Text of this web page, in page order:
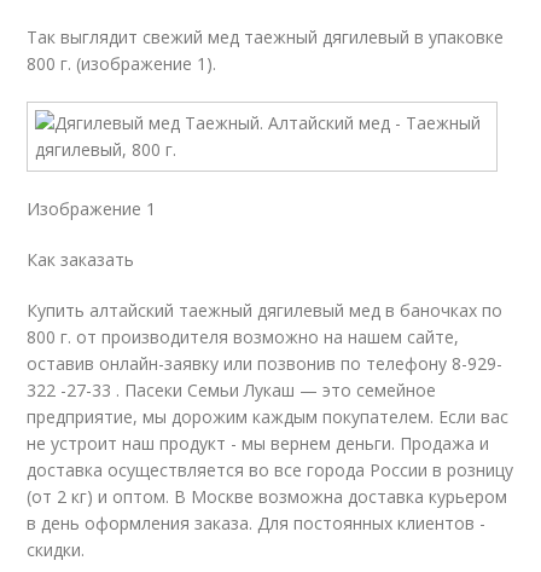
Так выглядит свежий мед таежный дягилевый в упаковке
800 г. (изображение 1).
Изображение 1
Как заказать
Купить алтайский таежный дягилевый мед в баночках по
800 г. от производителя возможно на нашем сайте,
оставив онлайн-заявку или позвонив по телефону 8-929-
322 -27-33 . Пасеки Семьи Лукаш — это семейное
предприятие, мы дорожим каждым покупателем. Если вас
не устроит наш продукт - мы вернем деньги. Продажа и
доставка осуществляется во все города России в розницу
(от 2 кг) и оптом. В Москве возможна доставка курьером
в день оформления заказа. Для постоянных клиентов -
скидки.